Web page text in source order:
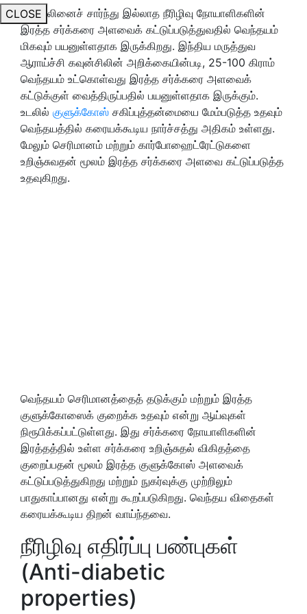
CLOSE
இன்சுலினைச் சார்ந்து இல்லாத நீரிழிவு நோயாளிகளின்
இரத்த சர்க்கரை அளவைக் கட்டுப்படுத்துவதில் வெந்தயம்
மிகவும் பயனுள்ளதாக இருக்கிறது. இந்திய மருத்துவ
ஆராய்ச்சி கவுன்சிலின் அறிக்கையின்படி, 25-100 கிராம்
வெந்தயம் உட்கொள்வது இரத்த சர்க்கரை அளவைக்
கட்டுக்குள் வைத்திருப்பதில் பயனுள்ளதாக இருக்கும்.
உடலில் குளுக்கோஸ் சகிப்புத்தன்மையை மேம்படுத்த உதவும்
வெந்தயத்தில் கரையக்கூடிய நார்ச்சத்து அதிகம் உள்ளது.
மேலும் செரிமானம் மற்றும் கார்போஹைட்ரேட்டுகளை
உறிஞ்சுவதன் மூலம் இரத்த சர்க்கரை அளவை கட்டுப்படுத்த
உதவுகிறது.
வெந்தயம் செரிமானத்தைத் தடுக்கும் மற்றும் இரத்த
குளுக்கோஸைக் குறைக்க உதவும் என்று ஆய்வுகள்
நிரூபிக்கப்பட்டுள்ளது. இது சர்க்கரை நோயாளிகளின்
இரத்தத்தில் உள்ள சர்க்கரை உறிஞ்சுதல் விகிதத்தை
குறைப்பதன் மூலம் இரத்த குளுக்கோஸ் அளவைக்
கட்டுப்படுத்துகிறது மற்றும் நுகர்வுக்கு முற்றிலும்
பாதுகாப்பானது என்று கூறப்படுகிறது. வெந்தய விதைகள்
கரையக்கூடிய திறன் வாய்ந்தவை.
நீரிழிவு எதிர்ப்பு பண்புகள்
(Anti-diabetic
properties)